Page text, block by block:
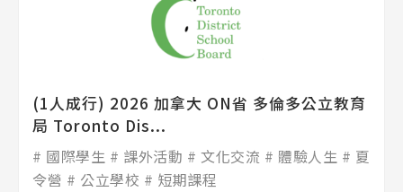
(1人成行) 2026 加拿大 ON省 多倫多公立教育
局 Toronto Dis...
國際學生 課外活動 文化交流 體驗人生
夏
令營
公立學校 短期課程